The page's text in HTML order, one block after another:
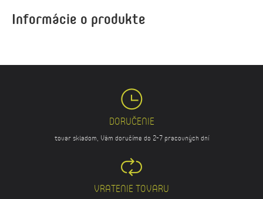
Informácie o produkte
DORUČENIE
tovar skladom, Vám doručíme do 2-7 pracovných dní
VRATENIE TOVARU